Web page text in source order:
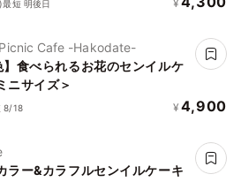
最短 明後日 ¥
Cafe -Hakodate-
】食べられるお花のセンイルケ
ニサイズ＞
8/18 ¥ 4,900
ラー&カラフルセンイルケーキ